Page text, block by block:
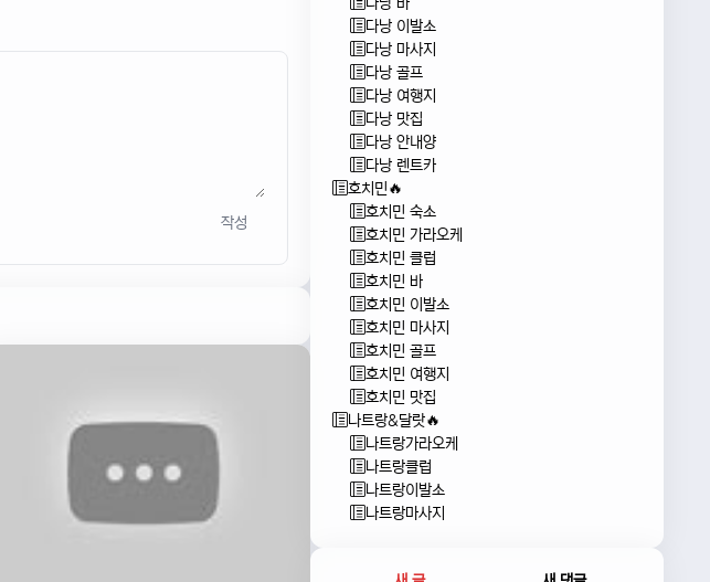
작성
다낭 이발소
다낭 마사지
다낭 골프
다낭 여행지
다낭 맛집
다낭 안내양
다낭 렌트카
호치민🔥
호치민 숙소
호치민 가라오케
호치민 클럽
호치민 바
호치민 이발소
호치민 마사지
호치민 골프
호치민 여행지
호치민 맛집
나트랑&달랏🔥
나트랑가라오케
나트랑클럽
나트랑이발소
나트랑마사지